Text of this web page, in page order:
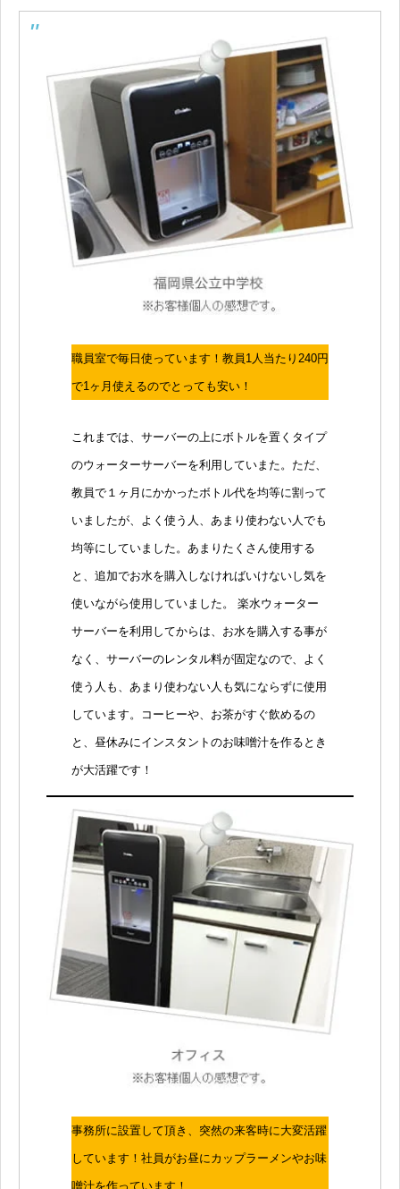
職員室で毎日使っています！教員1人当たり240円
で1ヶ月使えるのでとっても安い！
これまでは、サーバーの上にボトルを置くタイプ
のウォーターサーバーを利用していまた。ただ、
教員で１ヶ月にかかったボトル代を均等に割って
いましたが、よく使う人、あまり使わない人でも
均等にしていました。あまりたくさん使用する
と、追加でお水を購入しなければいけないし気を
使いながら使用していました。 楽水ウォーター
サーバーを利用してからは、お水を購入する事が
なく、サーバーのレンタル料が固定なので、よく
使う人も、あまり使わない人も気にならずに使用
しています。コーヒーや、お茶がすぐ飲めるの
と、昼休みにインスタントのお味噌汁を作るとき
が大活躍です！
事務所に設置して頂き、突然の来客時に大変活躍
しています！社員がお昼にカップラーメンやお味
噌汁を作っています！